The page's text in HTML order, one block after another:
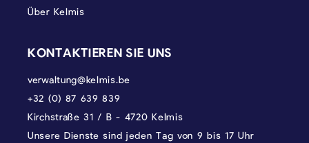
Über Kelmis
KONTAKTIEREN SIE UNS
verwaltung@kelmis.be
+32 (0) 87 639 839
Kirchstraße 31 / B - 4720 Kelmis
Unsere Dienste sind jeden Tag von 9 bis 17 Uhr